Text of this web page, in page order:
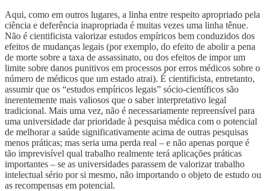
Aqui, como em outros lugares, a linha entre respeito apropriado pela
ciência e deferência inapropriada é muitas vezes uma linha tênue.
Não é cientificista valorizar estudos empíricos bem conduzidos dos
efeitos de mudanças legais (por exemplo, do efeito de abolir a pena
de morte sobre a taxa de assassinato, ou dos efeitos de impor um
limite sobre danos punitivos em processos por erros médicos sobre o
número de médicos que um estado atrai). É cientificista, entretanto,
assumir que os “estudos empíricos legais” sócio-científicos são
inerentemente mais valiosos que o saber interpretativo legal
tradicional. Mais uma vez, não é necessariamente repreensível para
uma universidade dar prioridade à pesquisa médica com o potencial
de melhorar a saúde significativamente acima de outras pesquisas
menos práticas; mas seria uma perda real – e não apenas porque é
tão imprevisível qual trabalho realmente terá aplicações práticas
importantes – se as universidades parassem de valorizar trabalho
intelectual sério por si mesmo, não importando o objeto de estudo ou
as recompensas em potencial.